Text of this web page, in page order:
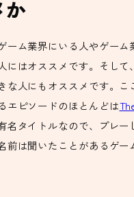
か
ーム業界にいる人やゲーム
にはオススメです。そして
な人にもオススメです。こ
エピソードのほとんどは
名タイトルなので、プレー
前は聞いたことがあるゲー